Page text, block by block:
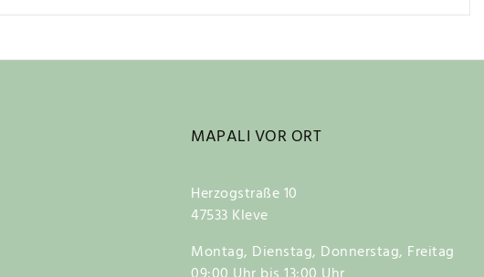
MAPALI VOR ORT
Herzogstraße 10
47533 Kleve
Montag, Dienstag, Donnerstag, Freitag